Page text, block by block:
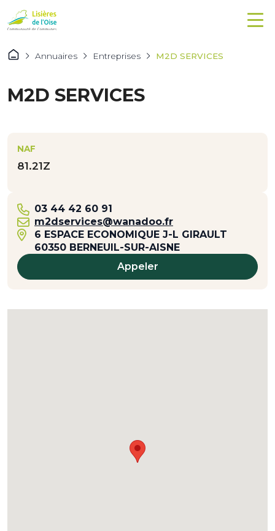
Annuaires Entreprises M2D SERVICES
M2D SERVICES
NAF
81.21Z
03 44 42 60 91
m2dservices@wanadoo.fr
6 ESPACE ECONOMIQUE J-L GIRAULT
60350 BERNEUIL-SUR-AISNE
Appeler